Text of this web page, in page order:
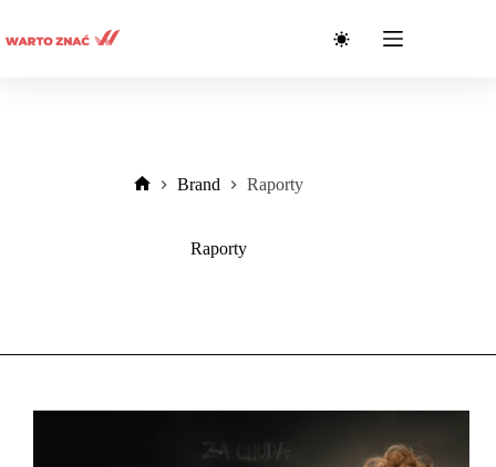
treści
Brand Raporty
Raporty